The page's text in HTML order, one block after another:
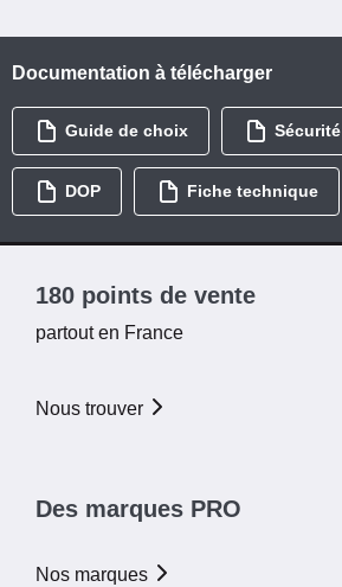
Documentation à télécharger
Guide de choix Sécurité
DOP Fiche technique
180 points de vente
partout en France
Nous trouver
Des marques PRO
Nos marques